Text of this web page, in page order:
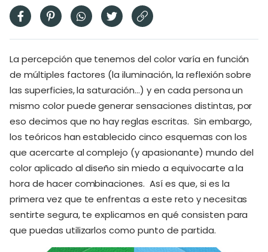
La percepción que tenemos del color varía en función
de múltiples factores (la iluminación, la reflexión sobre
las superficies, la saturación…) y en cada persona un
mismo color puede generar sensaciones distintas, por
eso decimos que no hay reglas escritas. Sin embargo,
los teóricos han establecido cinco esquemas con los
que acercarte al complejo (y apasionante) mundo del
color aplicado al diseño sin miedo a equivocarte a la
hora de hacer combinaciones. Así es que, si es la
primera vez que te enfrentas a este reto y necesitas
sentirte segura, te explicamos en qué consisten para
que puedas utilizarlos como punto de partida.